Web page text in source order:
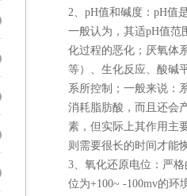
2、pH值和碱度：pH值
一般认为，其适pH值范
化过程的恶化；厌氧体
等）、生化反应、酸碱
系所控制；一般来说：
消耗脂肪酸，而且还会
素，但实际上其作用主
则需要很长的时间才能
3、氧化还原电位：严
位为+100~ -100mv的环